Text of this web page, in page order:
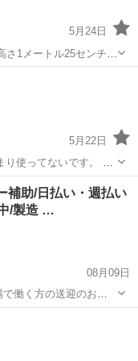
5月24日
1メートル25センチ
センチ バラ売り各
5月22日
り使ってないです。 必
補助/日払い・週払い
/製造 …
08月09日
働く方の送迎のお仕
なし <履歴書不要 オン
種> 機械・精密機器・